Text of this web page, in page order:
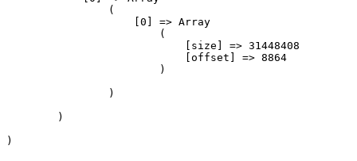
                (
                    [0] => Array
                        (
                            [size] => 31448408
                            [offset] => 8864
                        )
                )
        )